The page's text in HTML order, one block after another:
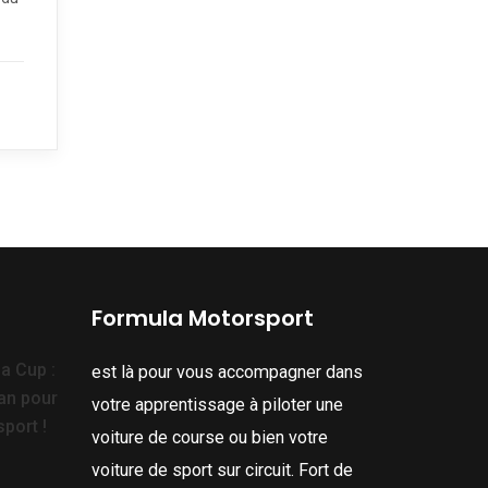
Cup :
pour
!
Formula Motorsport
est là pour vous accompagner dans
votre apprentissage à piloter une
voiture de course ou bien votre
voiture de sport sur circuit. Fort de